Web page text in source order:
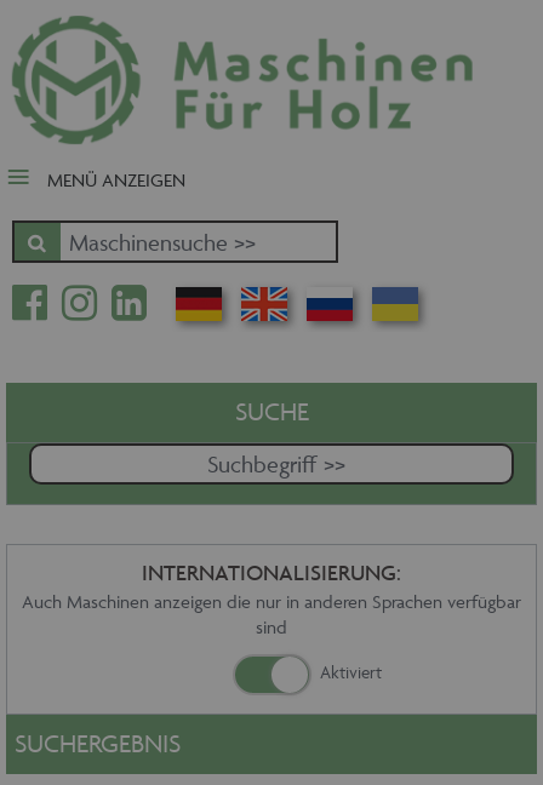
close Submenü
Nach Fertigungsschwerpunkt
Schnäppchen
Zuschnitt - Sägen
Kantenbearbeitung
Fräsen - Bohren - Hobeln - CNC
Oberfläche
Massivholz
Handling - Transportieren -
Stapeln - Verpacken etc.
Absaugen - Versorgen -
Service
Kontakt
Impressum
MENÜ ANZEIGEN
SUCHE
INTERNATIONALISIERUNG:
Auch Maschinen anzeigen die nur in anderen Sprachen verfügbar
sind
SUCHERGEBNIS